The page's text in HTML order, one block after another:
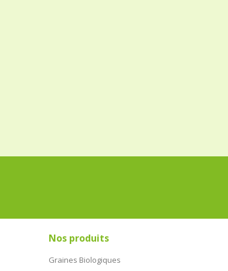
Nos produits
Graines Biologiques